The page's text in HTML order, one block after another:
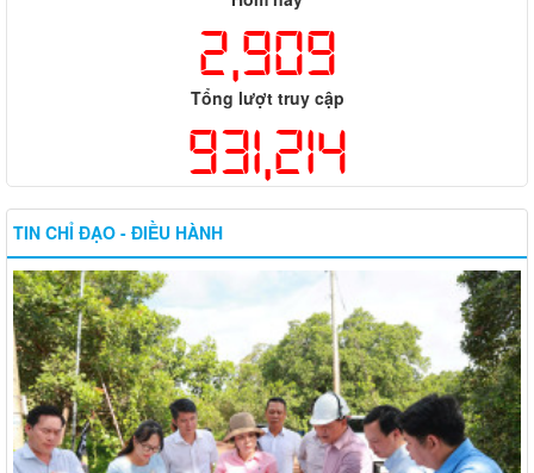
2,909
Tổng lượt truy cập
931,214
TIN CHỈ ĐẠO - ĐIỀU HÀNH